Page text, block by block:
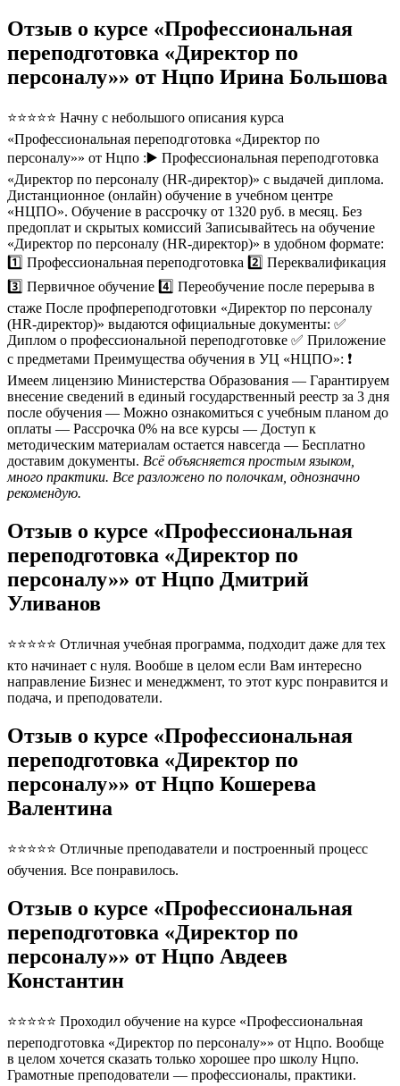
Отзыв о курсе «Профессиональная
переподготовка «Директор по
персоналу»» от Нцпо Ирина Большова
⭐⭐⭐⭐⭐ Начну с небольшого описания курса
«Профессиональная переподготовка «Директор по
персоналу»» от Нцпо :▶️ Профессиональная переподготовка
«Директор по персоналу (HR-директор)» с выдачей диплома.
Дистанционное (онлайн) обучение в учебном центре
«НЦПО». Обучение в рассрочку от 1320 руб. в месяц. Без
предоплат и скрытых комиссий Записывайтесь на обучение
«Директор по персоналу (HR-директор)» в удобном формате:
1️⃣ Профессиональная переподготовка 2️⃣ Переквалификация
3️⃣ Первичное обучение 4️⃣ Переобучение после перерыва в
стаже После профпереподготовки «Директор по персоналу
(HR-директор)» выдаются официальные документы: ✅
Диплом о профессиональной переподготовке ✅ Приложение
с предметами Преимущества обучения в УЦ «НЦПО»: ❗️
Имеем лицензию Министерства Образования — Гарантируем
внесение сведений в единый государственный реестр за 3 дня
после обучения — Можно ознакомиться с учебным планом до
оплаты — Рассрочка 0% на все курсы — Доступ к
методическим материалам остается навсегда — Бесплатно
доставим документы. Всё объясняется простым языком,
много практики. Все разложено по полочкам, однозначно
рекомендую.
Отзыв о курсе «Профессиональная
переподготовка «Директор по
персоналу»» от Нцпо Дмитрий
Уливанов
⭐⭐⭐⭐⭐ Отличная учебная программа, подходит даже для тех
кто начинает с нуля. Вообше в целом если Вам интересно
направление Бизнес и менеджмент, то этот курс понравится и
подача, и преподователи.
Отзыв о курсе «Профессиональная
переподготовка «Директор по
персоналу»» от Нцпо Кошерева
Валентина
⭐⭐⭐⭐⭐ Отличные преподаватели и построенный процесс
обучения. Все понравилось.
Отзыв о курсе «Профессиональная
переподготовка «Директор по
персоналу»» от Нцпо Авдеев
Константин
⭐⭐⭐⭐⭐ Проходил обучение на курсе «Профессиональная
переподготовка «Директор по персоналу»» от Нцпо. Вообще
в целом хочется сказать только хорошее про школу Нцпо.
Грамотные преподователи — профессионалы, практики.